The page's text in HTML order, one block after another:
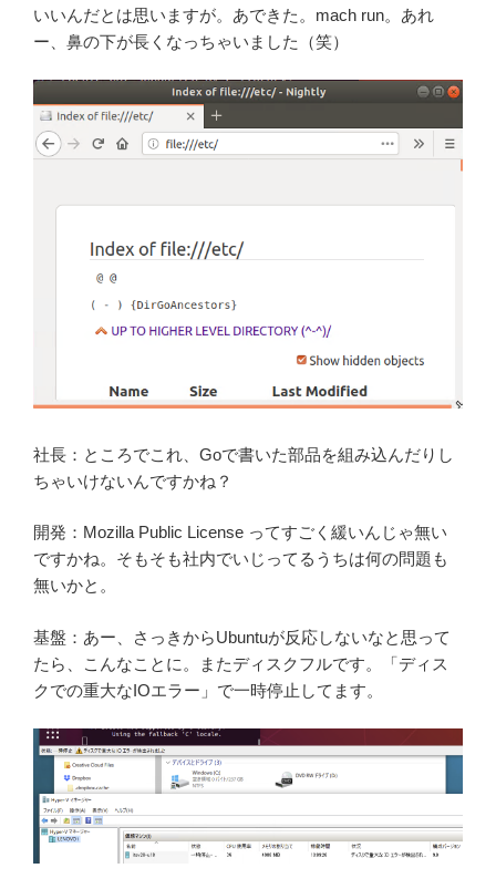
いいんだとは思いますが。あできた。mach run。あれ
ー、鼻の下が長くなっちゃいました（笑）
社長：ところでこれ、Goで書いた部品を組み込んだりし
ちゃいけないんですかね？
開発：Mozilla Public License ってすごく緩いんじゃ無い
ですかね。そもそも社内でいじってるうちは何の問題も
無いかと。
基盤：あー、さっきからUbuntuが反応しないなと思って
たら、こんなことに。またディスクフルです。「ディス
クでの重大なIOエラー」で一時停止してます。